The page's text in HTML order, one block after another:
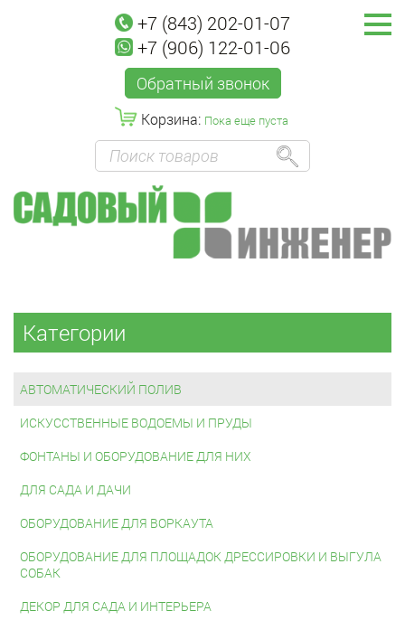
+7 (843) 202-01-07
+7 (906) 122-01-06
Обратный звонок
Корзина: Пока еще пуста
Категории
АВТОМАТИЧЕСКИЙ ПОЛИВ
ИСКУССТВЕННЫЕ ВОДОЕМЫ И ПРУДЫ
ФОНТАНЫ И ОБОРУДОВАНИЕ ДЛЯ НИХ
ДЛЯ САДА И ДАЧИ
ОБОРУДОВАНИЕ ДЛЯ ВОРКАУТА
ОБОРУДОВАНИЕ ДЛЯ ПЛОЩАДОК ДРЕССИРОВКИ И ВЫГУЛА
СОБАК
ДЕКОР ДЛЯ САДА И ИНТЕРЬЕРА